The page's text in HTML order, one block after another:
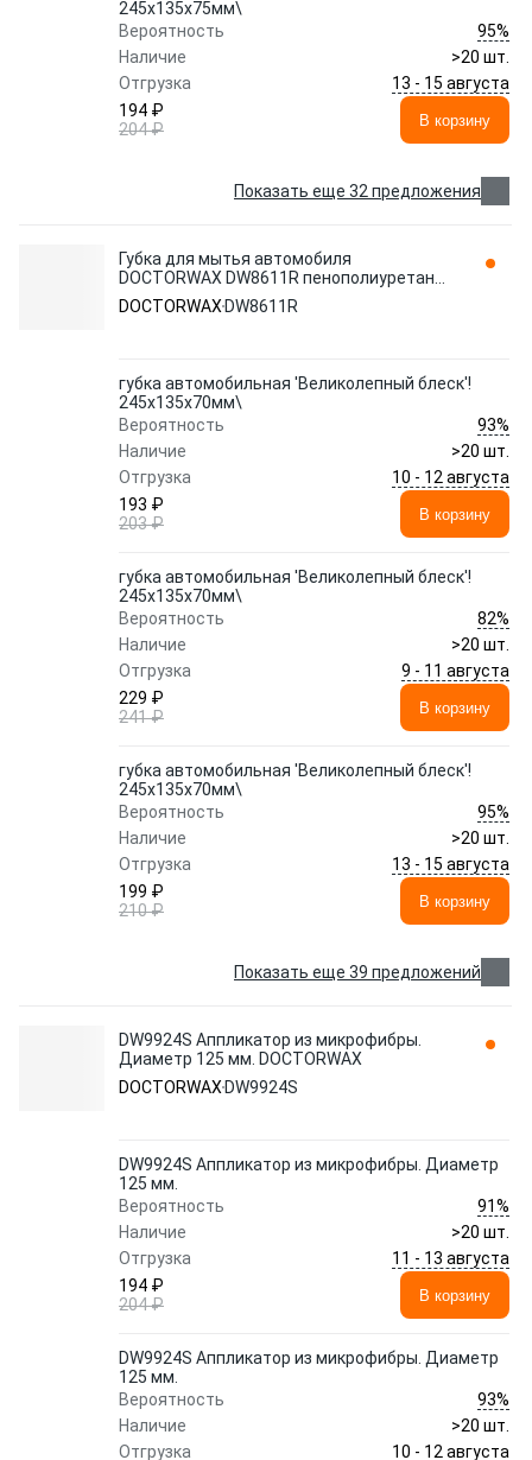
245x135x75мм\
Вероятность
95%
Наличие
>20 шт.
Отгрузка
13 - 15 августа
194 ₽
204 ₽
В корзину
Показать еще 32 предложения
Губка для мытья автомобиля
DOCTORWAX DW8611R пенополиуретан
восьмерка 1 шт.
DOCTORWAX DW8611R
губка автомобильная 'Великолепный блеск'!
245x135x70мм\
Вероятность
93%
Наличие
>20 шт.
Отгрузка
10 - 12 августа
193 ₽
203 ₽
В корзину
губка автомобильная 'Великолепный блеск'!
245x135x70мм\
Вероятность
82%
Наличие
>20 шт.
Отгрузка
9 - 11 августа
229 ₽
241 ₽
В корзину
губка автомобильная 'Великолепный блеск'!
245x135x70мм\
Вероятность
95%
Наличие
>20 шт.
Отгрузка
13 - 15 августа
199 ₽
210 ₽
В корзину
Показать еще 39 предложений
DW9924S Аппликатор из микрофибры.
Диаметр 125 мм. DOCTORWAX
DOCTORWAX DW9924S
DW9924S Аппликатор из микрофибры. Диаметр
125 мм.
Вероятность
91%
Наличие
>20 шт.
Отгрузка
11 - 13 августа
194 ₽
204 ₽
В корзину
DW9924S Аппликатор из микрофибры. Диаметр
125 мм.
Вероятность
93%
Наличие
>20 шт.
Отгрузка
10 - 12 августа